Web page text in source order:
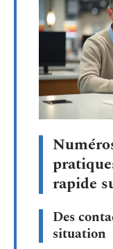
rapide
Des
situation